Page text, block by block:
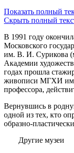
Показать полный
Скрыть полный
В 1991 году
Московского
им. В. И. Сурикова
Академии
годах прошла
живописи МГХИ им.
профессора,
Вернувшись в
одной из тех, кто
образно-
Другие музеи